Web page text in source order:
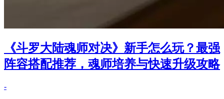
《斗罗大陆魂师对决》新手怎么玩？最强
阵容搭配推荐，魂师培养与快速升级攻略
-